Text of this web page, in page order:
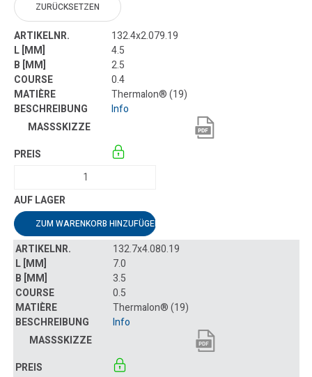
ZURÜCKSETZEN
132.4x2.079.19
4.5
2.5
0.4
Thermalon® (19)
Info
ZUM WARENKORB HINZUFÜGEN
132.7x4.080.19
7.0
3.5
0.5
Thermalon® (19)
Info